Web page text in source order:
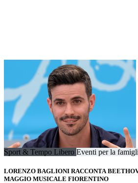
Sport & Tempo Libero Eventi per la
LORENZO BAGLIONI RACCONTA
MAGGIO MUSICALE FIORENTINO